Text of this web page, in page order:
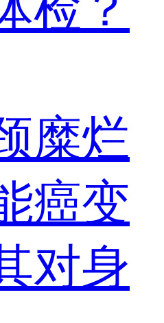
糜烂
癌变
对身